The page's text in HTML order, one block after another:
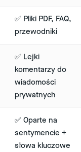
✅ Pliki PDF, FAQ,
przewodniki
✅ Lejki
komentarzy do
wiadomości
prywatnych
✅ Oparte na
sentymencie +
słowa kluczowe